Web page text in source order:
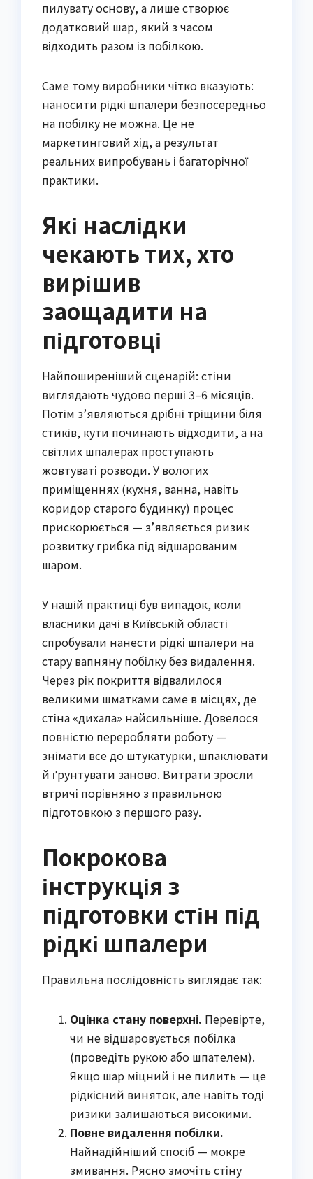
пилувату основу, а лише створює
додатковий шар, який з часом
відходить разом із побілкою.
Саме тому виробники чітко вказують:
наносити рідкі шпалери безпосередньо
на побілку не можна. Це не
маркетинговий хід, а результат
реальних випробувань і багаторічної
практики.
Які наслідки
чекають тих, хто
вирішив
заощадити на
підготовці
Найпоширеніший сценарій: стіни
виглядають чудово перші 3–6 місяців.
Потім з’являються дрібні тріщини біля
стиків, кути починають відходити, а на
світлих шпалерах проступають
жовтуваті розводи. У вологих
приміщеннях (кухня, ванна, навіть
коридор старого будинку) процес
прискорюється — з’являється ризик
розвитку грибка під відшарованим
шаром.
У нашій практиці був випадок, коли
власники дачі в Київській області
спробували нанести рідкі шпалери на
стару вапняну побілку без видалення.
Через рік покриття відвалилося
великими шматками саме в місцях, де
стіна «дихала» найсильніше. Довелося
повністю переробляти роботу —
знімати все до штукатурки, шпаклювати
й ґрунтувати заново. Витрати зросли
втричі порівняно з правильною
підготовкою з першого разу.
Покрокова
інструкція з
підготовки стін під
рідкі шпалери
Правильна послідовність виглядає так:
Оцінка стану поверхні. Перевірте,
чи не відшаровується побілка
(проведіть рукою або шпателем).
Якщо шар міцний і не пилить — це
рідкісний виняток, але навіть тоді
ризики залишаються високими.
Повне видалення побілки.
Найнадійніший спосіб — мокре
змивання. Рясно змочіть стіну